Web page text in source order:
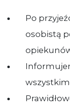
Po
osobistą